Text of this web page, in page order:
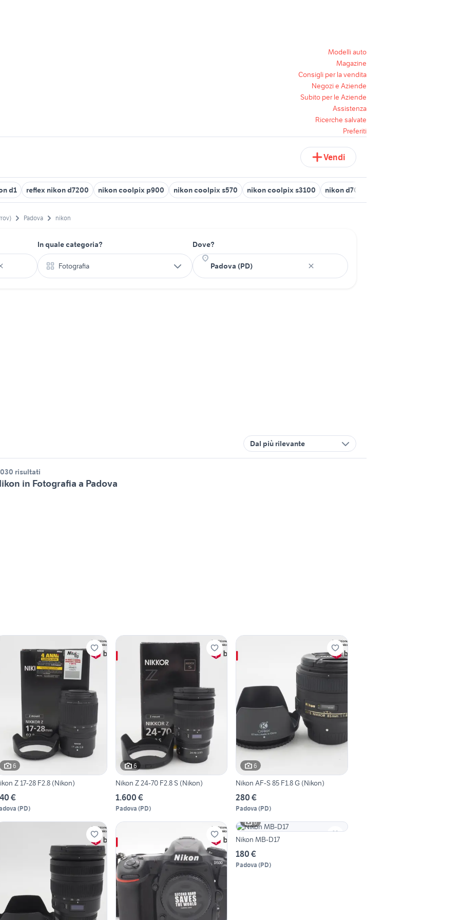
Modelli auto
Magazine
Consigli per la vendita
Negozi e Aziende
Subito per le Aziende
Assistenza
Ricerche salvate
Preferiti
Vendi
d1 reflex nikon d7200 nikon coolpix p900 nikon coolpix s570 nikon coolpix s3100 nikon d7000
Padova nikon
In quale categoria?
Fotografia
Dove?
Dal più rilevante
risultati
in Fotografia a Padova
6
Z 17-28 F2.8 (Nikon)
€
(PD)
6
Nikon Z 24-70 F2.8 S (Nikon)
1.600 €
Padova (PD)
6
Nikon AF-S 85 F1.8 G (Nikon)
280 €
Padova (PD)
6
Nikon MB-D17
180 €
Padova (PD)